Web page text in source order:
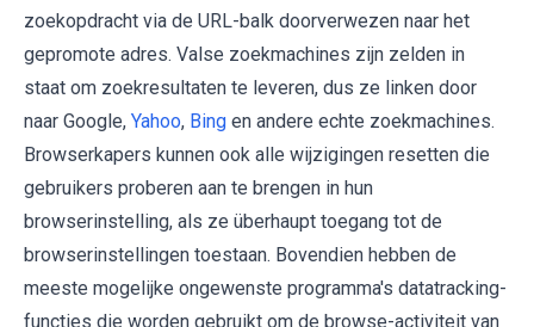
zoekopdracht via de URL-balk doorverwezen naar het
gepromote adres. Valse zoekmachines zijn zelden in
staat om zoekresultaten te leveren, dus ze linken door
naar Google, Yahoo, Bing en andere echte zoekmachines.
Browserkapers kunnen ook alle wijzigingen resetten die
gebruikers proberen aan te brengen in hun
browserinstelling, als ze überhaupt toegang tot de
browserinstellingen toestaan. Bovendien hebben de
meeste mogelijke ongewenste programma's datatracking-
functies die worden gebruikt om de browse-activiteit van